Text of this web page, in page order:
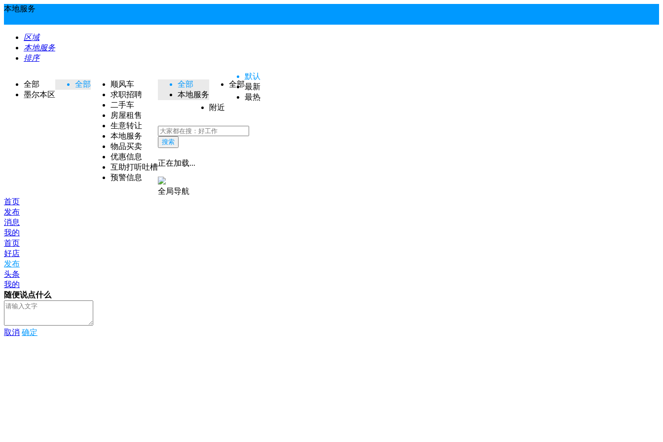
本地服务
区域
本地服务
排序
全部
墨尔本区
全部
顺风车
求职招聘
二手车
房屋租售
生意转让
本地服务
物品买卖
优惠信息
互助打听吐槽
预警信息
全部
本地服务
全部
默认
最新
最热
附近
搜索
正在加载...
全局导航
首页
发布
消息
我的
首页
好店
发布
头条
我的
随便说点什么
取消 确定